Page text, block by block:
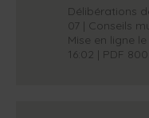
Délibérations
07 | Conseils
Mise en ligne
16:02 | PDF